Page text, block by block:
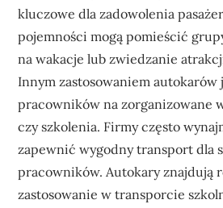
kluczowe dla zadowolenia
pojemności mogą pomieścić
na wakacje lub zwiedzanie
Innym zastosowaniem
pracowników na zorganizowane
czy szkolenia. Firmy często
zapewnić wygodny transport dla
pracowników. Autokary znajdują
zastosowanie w transporcie